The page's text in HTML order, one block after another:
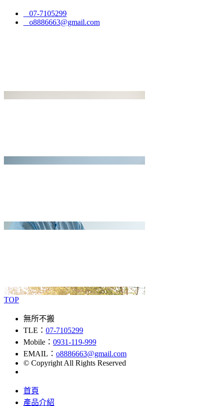
07-7105299
o8886663@gmail.com
TOP
無所不搬
TLE： 07-7105299
Mobile： 0931-119-999
EMAIL： o8886663@gmail.com
© Copyright All Rights Reserved
首頁
產品介紹